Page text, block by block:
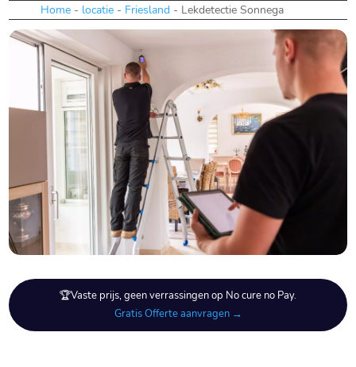
Home - locatie - Friesland - Lekdetectie Sonnega
🏆Vaste prijs, geen verrassingen op No cure no Pay.
Gratis Offerte aanvragen →